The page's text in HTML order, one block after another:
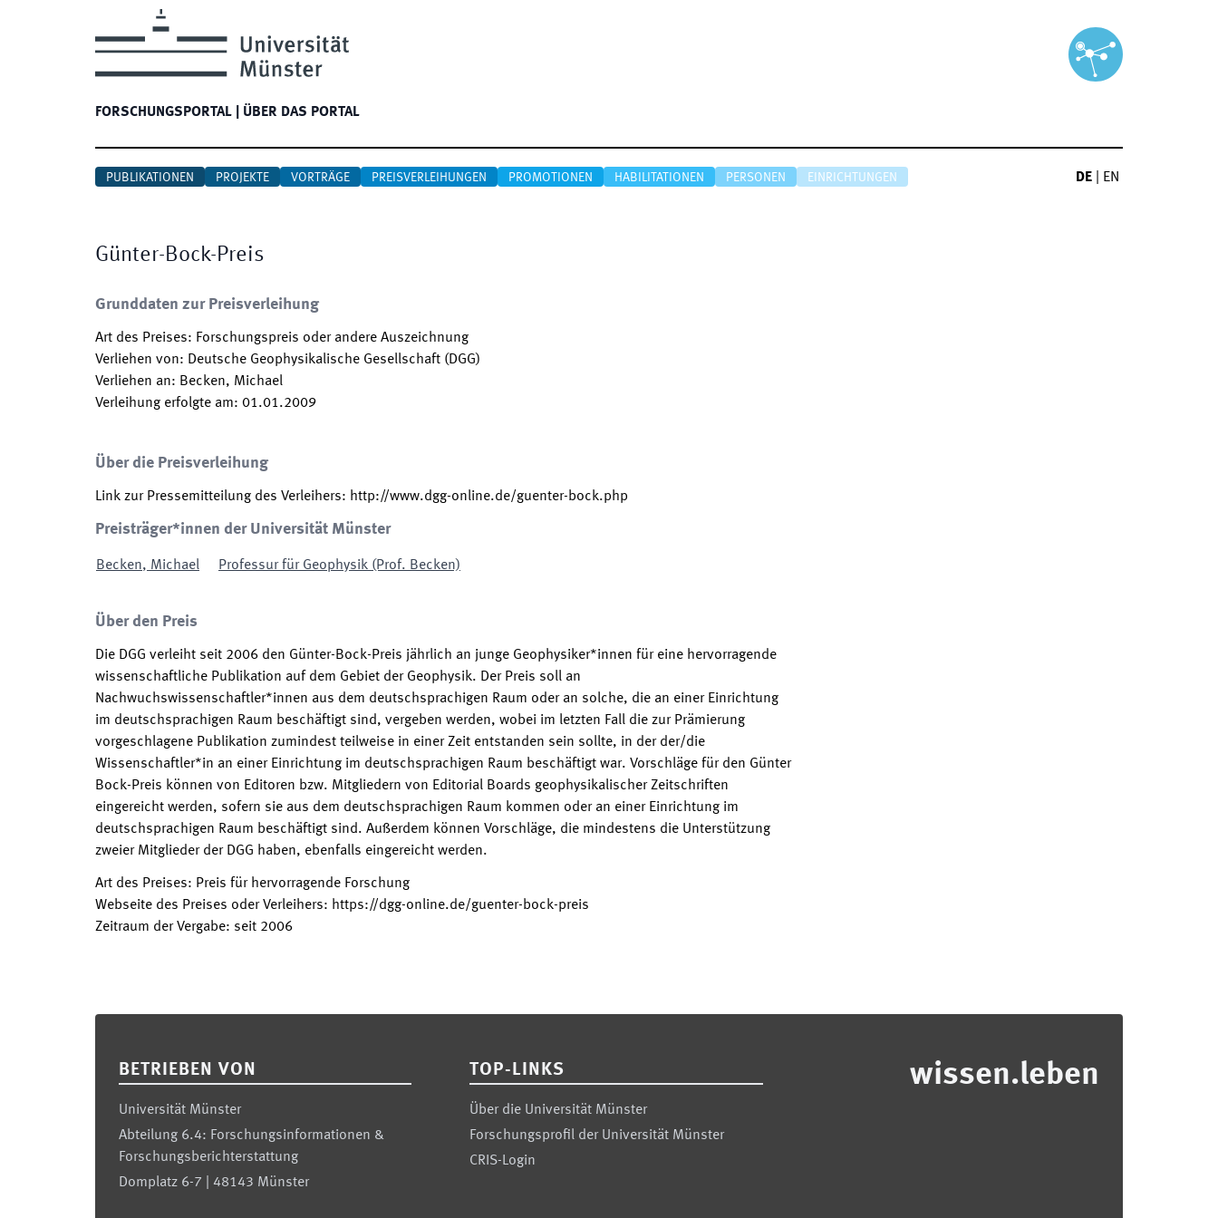
FORSCHUNGSPORTAL ÜBER DAS PORTAL
PUBLIKATIONEN PROJEKTE VORTRÄGE PREISVERLEIHUNGEN PROMOTIONEN HABILITATIONEN PERSONEN EINRICHTUNGEN DE EN
Günter-Bock-Preis
Grunddaten zur Preisverleihung
Art des Preises: Forschungspreis oder andere Auszeichnung
Verliehen von: Deutsche Geophysikalische Gesellschaft (DGG)
Verliehen an: Becken, Michael
Verleihung erfolgte am: 01.01.2009
Über die Preisverleihung
Link zur Pressemitteilung des Verleihers: http://www.dgg-online.de/guenter-bock.php
Preisträger*innen der Universität Münster
Becken, Michael Professur für Geophysik (Prof. Becken)
Über den Preis
Die DGG verleiht seit 2006 den Günter-Bock-Preis jährlich an junge Geophysiker*innen für eine hervorragende
wissenschaftliche Publikation auf dem Gebiet der Geophysik. Der Preis soll an
Nachwuchswissenschaftler*innen aus dem deutschsprachigen Raum oder an solche, die an einer Einrichtung
im deutschsprachigen Raum beschäftigt sind, vergeben werden, wobei im letzten Fall die zur Prämierung
vorgeschlagene Publikation zumindest teilweise in einer Zeit entstanden sein sollte, in der der/die
Wissenschaftler*in an einer Einrichtung im deutschsprachigen Raum beschäftigt war. Vorschläge für den Günter
Bock-Preis können von Editoren bzw. Mitgliedern von Editorial Boards geophysikalischer Zeitschriften
eingereicht werden, sofern sie aus dem deutschsprachigen Raum kommen oder an einer Einrichtung im
deutschsprachigen Raum beschäftigt sind. Außerdem können Vorschläge, die mindestens die Unterstützung
zweier Mitglieder der DGG haben, ebenfalls eingereicht werden.
Art des Preises: Preis für hervorragende Forschung
Webseite des Preises oder Verleihers: https://dgg-online.de/guenter-bock-preis
Zeitraum der Vergabe: seit 2006
BETRIEBEN VON
Universität Münster
Abteilung 6.4: Forschungsinformationen &
Forschungsberichterstattung
Domplatz 6-7 | 48143 Münster
TOP-LINKS
Über die Universität Münster
Forschungsprofil der Universität Münster
CRIS-Login
wissen.leben